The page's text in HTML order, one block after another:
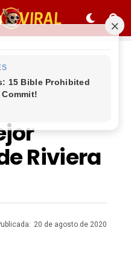
el
Riviera
20 de agosto de 2020